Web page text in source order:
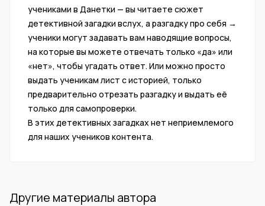
учениками в Данетки — вы читаете сюжет
детективной загадки вслух, а разгадку про себя →
ученики могут задавать вам наводящие вопросы,
на которые вы можете отвечать только «да» или
«нет», чтобы угадать ответ. Или можно просто
выдать ученикам лист с историей, только
предварительно отрезать разгадку и выдать её
только для самопроверки.
В этих детективных загадках нет неприемлемого
для наших учеников контента.
Другие материалы автора